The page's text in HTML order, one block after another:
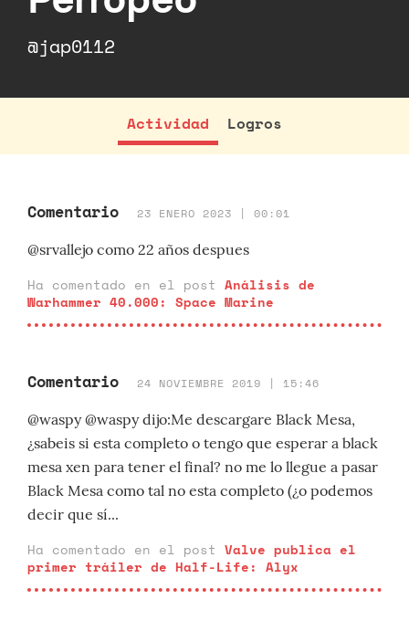
@jap0112
Actividad Logros
Comentario 23 ENERO 2023 | 00:01
@srvallejo como 22 años despues
Ha comentado en el post Análisis de
Warhammer 40.000: Space Marine
Comentario 24 NOVIEMBRE 2019 | 15:46
@waspy @waspy dijo:Me descargare Black Mesa,
¿sabeis si esta completo o tengo que esperar a black
mesa xen para tener el final? no me lo llegue a pasar
Black Mesa como tal no esta completo (¿o podemos
decir que sí...
Ha comentado en el post Valve publica el
primer tráiler de Half-Life: Alyx